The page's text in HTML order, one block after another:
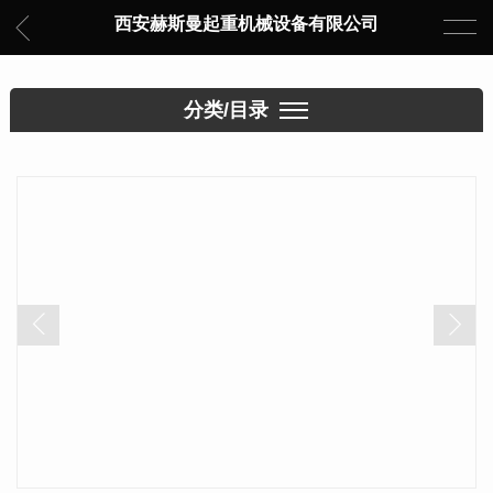
西安赫斯曼起重机械设备有限公司
分类/目录